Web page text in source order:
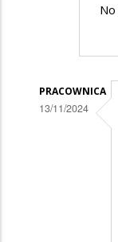
córka
PRACOWNICA
13/11/2024